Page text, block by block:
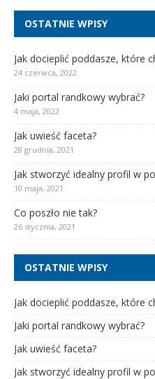
OSTATNIE WPISY
Jak docieplić poddasze, które
24 czerwca, 2022
Jaki portal randkowy wybrać?
4 maja, 2022
Jak uwieść faceta?
28 grudnia, 2021
Jak stworzyć idealny profil w
10 maja, 2021
Co poszło nie tak?
26 stycznia, 2021
OSTATNIE WPISY
Jak docieplić poddasze, które
Jaki portal randkowy wybrać?
Jak uwieść faceta?
Jak stworzyć idealny profil w